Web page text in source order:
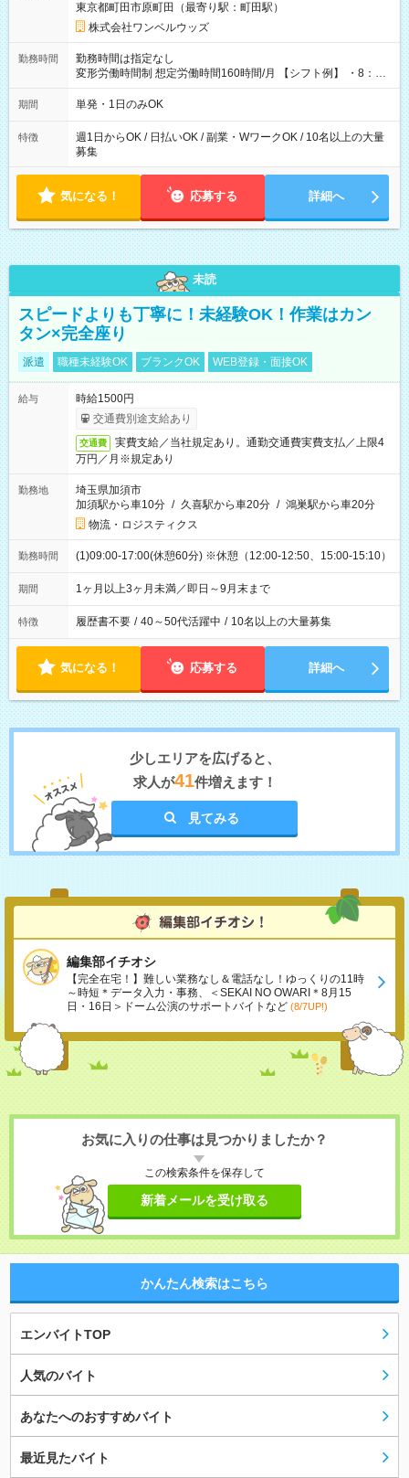
東京都町田市原町田（最寄り駅：町田駅）
株式会社ワンベルウッズ
勤務時間
勤務時間は指定なし
変形労働時間制 想定労働時間160時間/月 【シフト例】 ・8：00
～21：00
期間 単発・1日のみOK
特徴
週1日からOK / 日払いOK / 副業・WワークOK / 10名以上の大量
募集
気になる！ 応募する 詳細へ
未読
スピードよりも丁寧に！未経験OK！作業はカン
タン×完全座り
派遣 職種未経験OK ブランクOK WEB登録・面接OK
給与
時給1500円
交通費別途支給あり
交通費
実費支給／当社規定あり。通勤交通費実費支払／上限4
万円／月※規定あり
勤務地
埼玉県加須市
加須駅から車10分 / 久喜駅から車20分 / 鴻巣駅から車20分
物流・ロジスティクス
勤務時間 (1)09:00-17:00(休憩60分) ※休憩（12:00-12:50、15:00-15:10）
期間 1ヶ月以上3ヶ月未満／即日～9月末まで
特徴 履歴書不要 / 40～50代活躍中 / 10名以上の大量募集
気になる！ 応募する 詳細へ
少しエリアを広げると、
求人が41件増えます！
見てみる
編集部イチオシ
【完全在宅！】難しい業務なし＆電話なし！ゆっくりの11時
～時短＊データ入力・事務、＜SEKAI NO OWARI＊8月15
日・16日＞ドーム公演のサポートバイトなど (8/7UP!)
お気に入りの仕事は見つかりましたか？
この検索条件を保存して
新着メールを受け取る
かんたん検索はこちら
エンバイトTOP
人気のバイト
あなたへのおすすめバイト
最近見たバイト